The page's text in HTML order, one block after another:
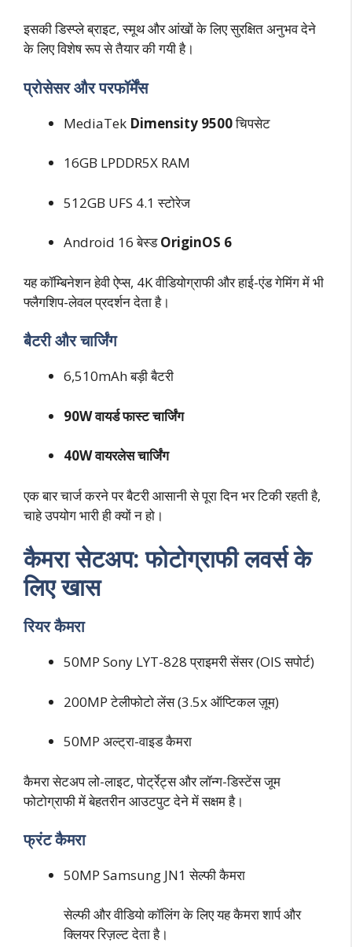
इसकी डिस्प्ले ब्राइट, स्मूथ और आंखों के लिए सुरक्षित अनुभव देने
के लिए विशेष रूप से तैयार की गयी है।
प्रोसेसर और परफॉर्मेंस
MediaTek Dimensity 9500चिपसेट
16GB LPDDR5X RAM
512GB UFS 4.1 स्टोरेज
Android 16 बेस्डOriginOS 6
यह कॉम्बिनेशन हेवी ऐप्स, 4K वीडियोग्राफी और हाई-एंड गेमिंग में भी
फ्लैगशिप-लेवल प्रदर्शन देता है।
बैटरी और चार्जिंग
6,510mAh बड़ी बैटरी
90W वायर्ड फास्ट चार्जिंग
40W वायरलेस चार्जिंग
एक बार चार्ज करने पर बैटरी आसानी से पूरा दिन भर टिकी रहती है,
चाहे उपयोग भारी ही क्यों न हो।
कैमरा सेटअप: फोटोग्राफी लवर्स के
लिए खास
रियर कैमरा
50MP Sony LYT-828 प्राइमरी सेंसर (OIS सपोर्ट)
200MP टेलीफोटो लेंस (3.5x ऑप्टिकल ज़ूम)
50MP अल्ट्रा-वाइड कैमरा
कैमरा सेटअप लो-लाइट, पोर्ट्रेट्स और लॉन्ग-डिस्टेंस जूम
फोटोग्राफी में बेहतरीन आउटपुट देने में सक्षम है।
फ्रंट कैमरा
50MP Samsung JN1 सेल्फी कैमरा
सेल्फी और वीडियो कॉलिंग के लिए यह कैमरा शार्प और
क्लियर रिज़ल्ट देता है।